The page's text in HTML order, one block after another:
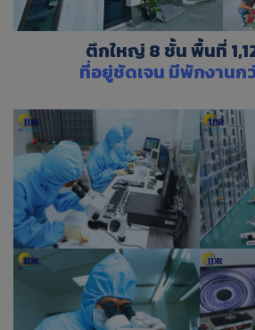
ตึกใหญ่ 8 ชั้น พื้นที่
ที่อยู่ชัดเจน มีพักงานก